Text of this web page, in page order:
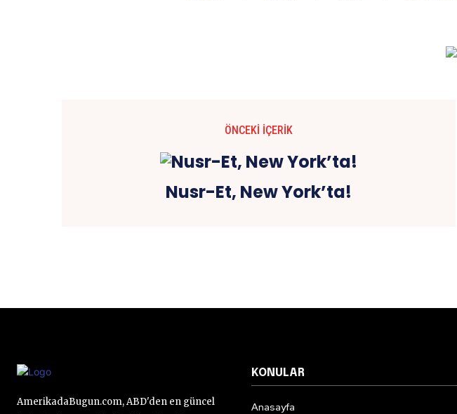
ÖNCEKI İÇERIK
Nusr-Et, New York’ta!
AmerikadaBugun.com, ABD'den en güncel
KONULAR
Anasayfa